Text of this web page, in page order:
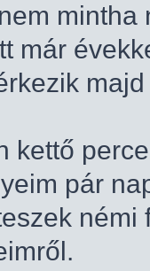
mintha
már
kettő
pár
némi